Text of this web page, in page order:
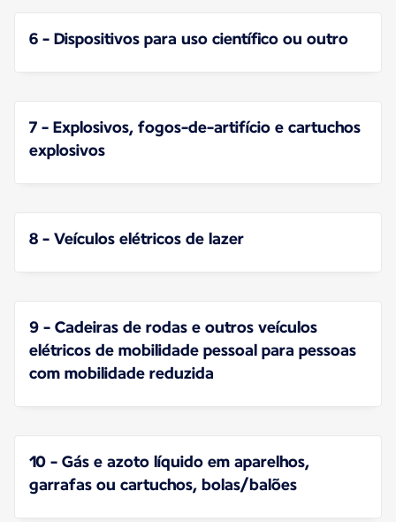
6 - Dispositivos para uso científico ou outro
7 - Explosivos, fogos-de-artifício e cartuchos
explosivos
8 - Veículos elétricos de lazer
9 - Cadeiras de rodas e outros veículos
elétricos de mobilidade pessoal para pessoas
com mobilidade reduzida
10 - Gás e azoto líquido em aparelhos,
garrafas ou cartuchos, bolas/balões